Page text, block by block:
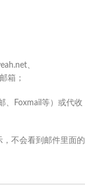
、
箱；
、Foxmail等）或代收
不会看到邮件里面的